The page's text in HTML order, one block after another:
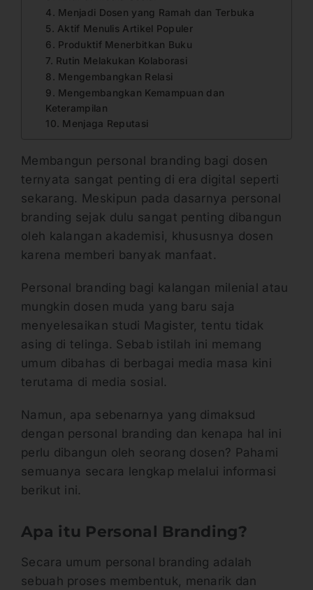
4. Menjadi Dosen yang Ramah dan Terbuka
5. Aktif Menulis Artikel Populer
6. Produktif Menerbitkan Buku
7. Rutin Melakukan Kolaborasi
8. Mengembangkan Relasi
9. Mengembangkan Kemampuan dan
Keterampilan
10. Menjaga Reputasi
Membangun personal branding bagi dosen
ternyata sangat penting di era digital seperti
sekarang. Meskipun pada dasarnya personal
branding sejak dulu sangat penting dibangun
oleh kalangan akademisi, khususnya dosen
karena memberi banyak manfaat.
Personal branding bagi kalangan milenial atau
mungkin dosen muda yang baru saja
menyelesaikan studi Magister, tentu tidak
asing di telinga. Sebab istilah ini memang
umum dibahas di berbagai media masa kini
terutama di media sosial.
Namun, apa sebenarnya yang dimaksud
dengan personal branding dan kenapa hal ini
perlu dibangun oleh seorang dosen? Pahami
semuanya secara lengkap melalui informasi
berikut ini.
Apa itu Personal Branding?
Secara umum personal branding adalah
sebuah proses membentuk, menarik dan